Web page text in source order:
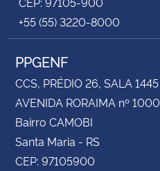
+55 (55) 3220-8000
PPGENF
CCS, PRÉDIO 26, SALA 1445
AVENIDA RORAIMA nº 1000
Bairro CAMOBI
Santa Maria - RS
CEP: 97105900